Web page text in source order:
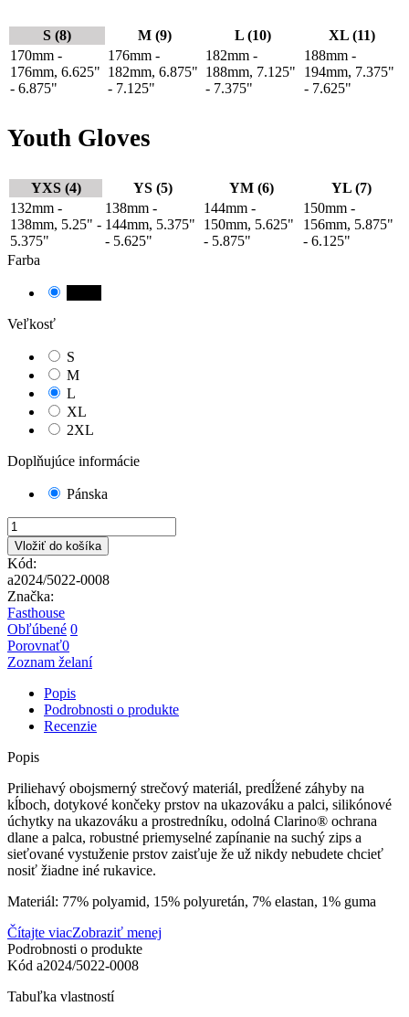
S (8) M (9) L (10)
XL (11)
170mm -
176mm, 6.625"
- 6.875"
176mm -
182mm, 6.875"
- 7.125"
182mm -
188mm, 7.125"
- 7.375"
188mm -
194mm, 7.375"
- 7.625"
Youth Gloves
YXS (4) YS (5) YM (6)
YL (7)
132mm -
138mm, 5.25" -
5.375"
138mm -
144mm, 5.375"
- 5.625"
144mm -
150mm, 5.625"
- 5.875"
150mm -
156mm, 5.875"
- 6.125"
Farba
Veľkosť
S
M
L
XL
2XL
Doplňujúce informácie
Pánska
Vložiť do košíka
Kód:
a2024/5022-0008
Značka:
Fasthouse
Obľúbené 0
Porovnať0
Zoznam želaní
Popis
Podrobnosti o produkte
Recenzie
Popis
Priliehavý obojsmerný strečový materiál, predĺžené záhyby na
kĺboch, dotykové končeky prstov na ukazováku a palci, silikónové
úchytky na ukazováku a prostredníku, odolná Clarino® ochrana
dlane a palca, robustné priemyselné zapínanie na suchý zips a
sieťované vystuženie prstov zaisťuje že už nikdy nebudete chcieť
nosiť žiadne iné rukavice.
Materiál: 77% polyamid, 15% polyuretán, 7% elastan, 1% guma
Čítajte viacZobraziť menej
Podrobnosti o produkte
Kód a2024/5022-0008
Tabuľka vlastností